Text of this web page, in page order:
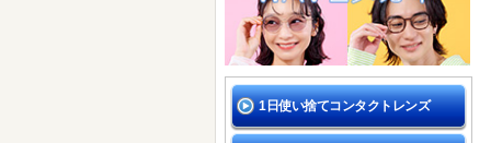
1日使い捨てコンタクトレンズ